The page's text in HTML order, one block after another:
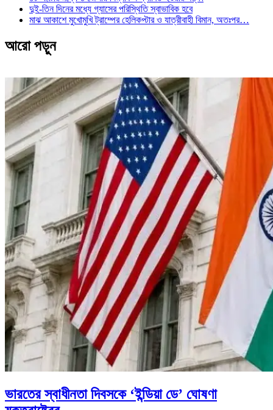
দুই-তিন দিনের মধ্যে গ্যাসের পরিস্থিতি স্বাভাবিক হবে
মাঝ আকাশে মুখোমুখি ট্রাম্পের হেলিকপ্টার ও যাত্রীবাহী বিমান, অতঃপর…
আরো পড়ুন
ভারতের স্বাধীনতা দিবসকে ‘ইন্ডিয়া ডে’ ঘোষণা